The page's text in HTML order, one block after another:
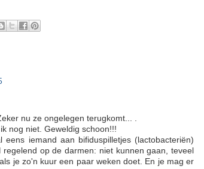
nu ze ongelegen terugkomt... .
nog niet. Geweldig schoon!!!
iemand aan bifiduspilletjes (lactobacteriën)
op de darmen: niet kunnen gaan, teveel
je zo'n kuur een paar weken doet. En je mag er